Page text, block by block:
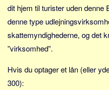
dit hjem til turister uden denne
denne type
skattemyndighederne, og det
”virksomhed”.
Hvis du optager et lån (eller
300):